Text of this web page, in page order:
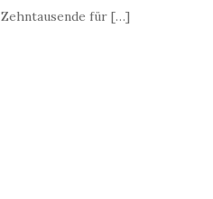
Zehntausende für […]